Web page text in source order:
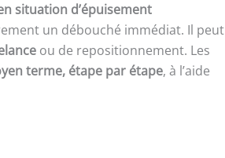
situation d’épuisement
un débouché immédiat. Il peut
ou de repositionnement. Les
terme, étape par étape, à l’aide